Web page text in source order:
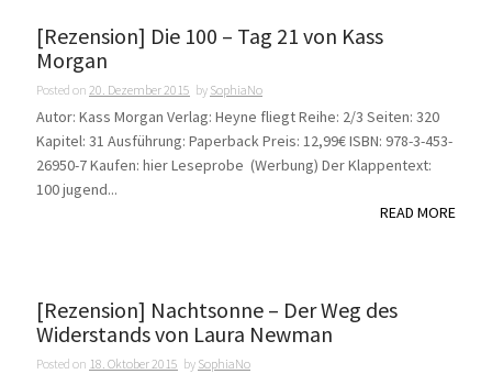
[Rezension] Die 100 – Tag 21 von Kass
Morgan
Posted on 20. Dezember 2015 by SophiaNo
Autor: Kass Morgan Verlag: Heyne fliegt Reihe: 2/3 Seiten: 320
Kapitel: 31 Ausführung: Paperback Preis: 12,99€ ISBN: 978-3-453-
26950-7 Kaufen: hier Leseprobe (Werbung) Der Klappentext:
100 jugend...
READ MORE
[Rezension] Nachtsonne – Der Weg des
Widerstands von Laura Newman
Posted on 18. Oktober 2015 by SophiaNo